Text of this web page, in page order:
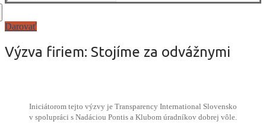
Darovať
Výzva firiem: Stojíme za odvážnymi
Iniciátorom tejto výzvy je Transparency International Slovensko
v spolupráci s Nadáciou Pontis a Klubom úradníkov dobrej vôle.